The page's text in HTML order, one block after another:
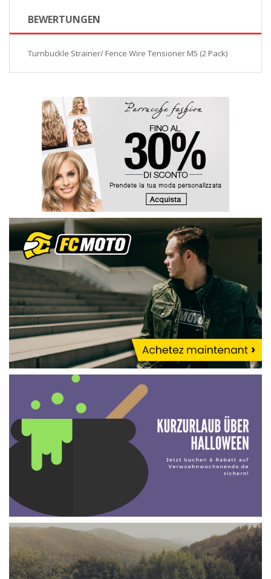
BEWERTUNGEN
Turnbuckle Strainer/ Fence Wire Tensioner M5 (2 Pack)